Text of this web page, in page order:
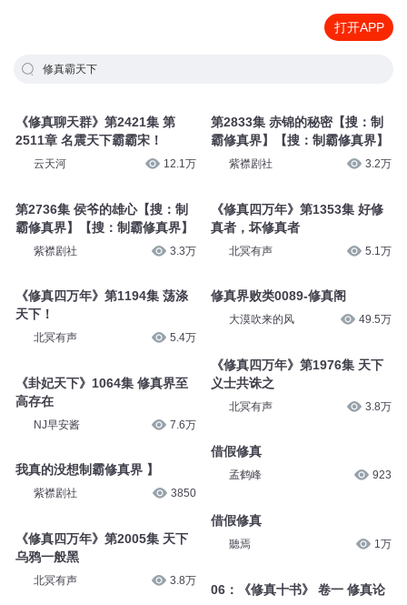
打开APP
修真霸天下
《修真聊天群》第2421集 第
2511章 名震天下霸霸宋！
云天河 12.1万
第2736集 侯爷的雄心【搜：制
霸修真界】【搜：制霸修真界】
紫襟剧社 3.3万
《修真四万年》第1194集 荡涤
天下！
北冥有声 5.4万
《卦妃天下》1064集 修真界至
高存在
NJ早安酱 7.6万
我真的没想制霸修真界 】
紫襟剧社 3850
《修真四万年》第2005集 天下
乌鸦一般黑
北冥有声 3.8万
第2833集 赤锦的秘密【搜：制
霸修真界】【搜：制霸修真界】
紫襟剧社 3.2万
《修真四万年》第1353集 好修
真者，坏修真者
北冥有声 5.1万
修真界败类0089-修真阁
大漠吹来的风 49.5万
《修真四万年》第1976集 天下
义士共诛之
北冥有声 3.8万
借假修真
孟鹤峰 923
借假修真
聽焉 1万
06：《修真十书》 卷一 修真论